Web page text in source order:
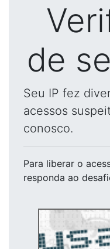
de
Seu IP fez
acessos
conosco.
Para liberar o
responda ao